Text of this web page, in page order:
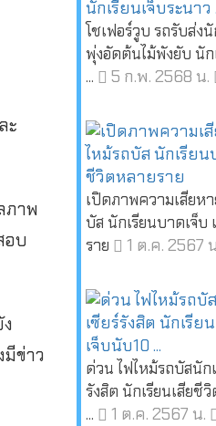
ะ
ภาพ
อบ
มีข่าว
โชเฟอร์วูบ รถรับส่ง
พุ่งอัดต้นไม้พังยับ นัก
...
5 ก.พ. 2568 น.
เปิดภาพความเสียห
บัส นักเรียนบาดเจ็บ
ราย
1 ต.ค. 2567
ด่วน ไฟไหม้รถบัสนัก
รังสิต นักเรียนเสียชี
...
1 ต.ค. 2567 น.